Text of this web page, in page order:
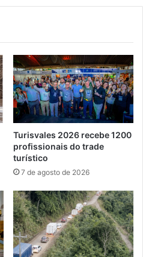
Turisvales 2026 recebe 1200
profissionais do trade
turístico
7 de agosto de 2026